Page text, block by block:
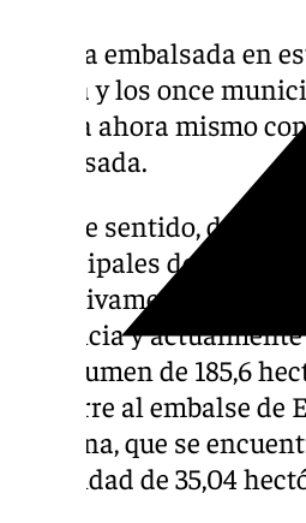
El agua embalsada en
Sevilla y los once
cuenta ahora mismo
embalsada.
En este sentido, del
municipales de
exclusivamente al
provincia y
un volumen de 185,6
le ocurre al embalse
Guillena, que se
capacidad de 35,04